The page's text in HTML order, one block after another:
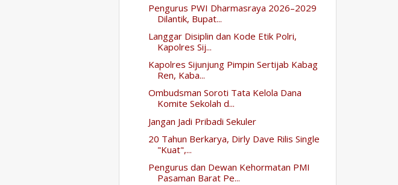
Pengurus PWI Dharmasraya 2026–2029
Dilantik, Bupat...
Langgar Disiplin dan Kode Etik Polri,
Kapolres Sij...
Kapolres Sijunjung Pimpin Sertijab Kabag
Ren, Kaba...
Ombudsman Soroti Tata Kelola Dana
Komite Sekolah d...
Jangan Jadi Pribadi Sekuler
20 Tahun Berkarya, Dirly Dave Rilis Single
"Kuat",...
Pengurus dan Dewan Kehormatan PMI
Pasaman Barat Pe...